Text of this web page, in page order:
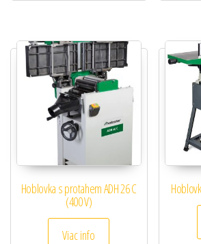
Hoblovka s protahem ADH 26 C
(400 V)
Viac info